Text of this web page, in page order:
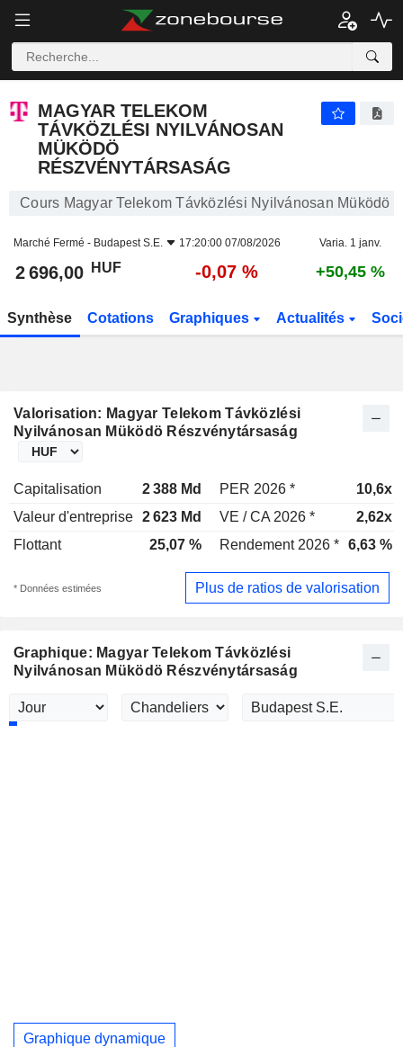
MAGYAR TELEKOM
TÁVKÖZLÉSI NYILVÁNOSAN
MÜKÖDÖ
RÉSZVÉNYTÁRSASÁG
Cours Magyar Telekom Távközlési Nyilvánosan Müködö
Marché Fermé - Budapest S.E. 17:20:00 07/08/2026 Varia. 1 janv.
2 696,00 HUF -0,07 % +50,45 %
Synthèse Cotations Graphiques Actualités
Valorisation: Magyar Telekom Távközlési
Nyilvánosan Müködö Részvénytársaság
Capitalisation 2 388 Md PER 2026 *
10,6x
Valeur d'entreprise 2 623 Md VE / CA 2026 *
2,62x
Flottant
25,07 % Rendement 2026 * 6,63 %
* Données estimées Plus de ratios de valorisation
Graphique: Magyar Telekom Távközlési
Nyilvánosan Müködö Részvénytársaság
Graphique dynamique